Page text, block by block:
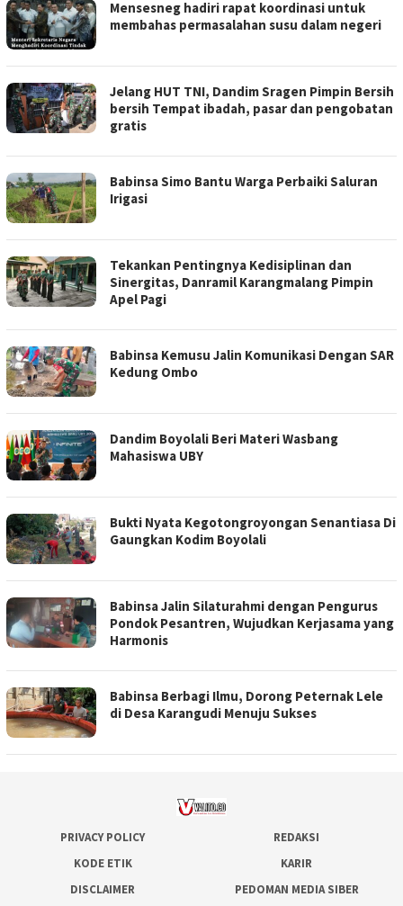
Mensesneg hadiri rapat koordinasi untuk
membahas permasalahan susu dalam negeri
Jelang HUT TNI, Dandim Sragen Pimpin Bersih
bersih Tempat ibadah, pasar dan pengobatan
gratis
Babinsa Simo Bantu Warga Perbaiki Saluran
Irigasi
Tekankan Pentingnya Kedisiplinan dan
Sinergitas, Danramil Karangmalang Pimpin
Apel Pagi
Babinsa Kemusu Jalin Komunikasi Dengan SAR
Kedung Ombo
Dandim Boyolali Beri Materi Wasbang
Mahasiswa UBY
Bukti Nyata Kegotongroyongan Senantiasa Di
Gaungkan Kodim Boyolali
Babinsa Jalin Silaturahmi dengan Pengurus
Pondok Pesantren, Wujudkan Kerjasama yang
Harmonis
Babinsa Berbagi Ilmu, Dorong Peternak Lele
di Desa Karangudi Menuju Sukses
PRIVACY POLICY
REDAKSI
KODE ETIK
KARIR
DISCLAIMER
PEDOMAN MEDIA SIBER